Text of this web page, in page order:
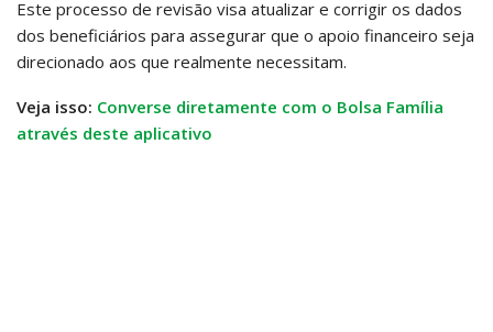
Este processo de revisão visa atualizar e corrigir os dados
dos beneficiários para assegurar que o apoio financeiro seja
direcionado aos que realmente necessitam.
Veja isso: Converse diretamente com o Bolsa Família
através deste aplicativo